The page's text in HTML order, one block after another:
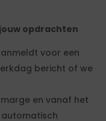
opdrachten
voor een
bericht of we
en vanaf het